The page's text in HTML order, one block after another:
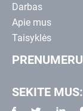
Darbas
Apie mus
Taisyklės
SEKITE MUS: